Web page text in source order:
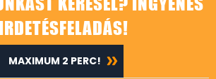
MAXIMUM 2 PERC!